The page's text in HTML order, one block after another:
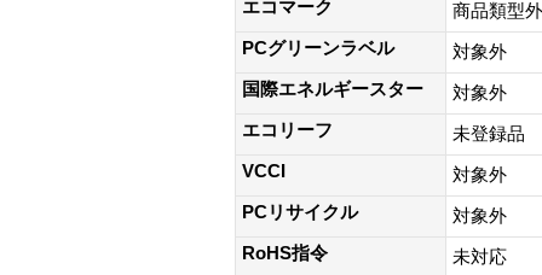
エコマーク
商品類型外
PCグリーンラベル
対象外
国際エネルギースター
対象外
エコリーフ
未登録品
VCCI
対象外
PCリサイクル
対象外
RoHS指令
未対応